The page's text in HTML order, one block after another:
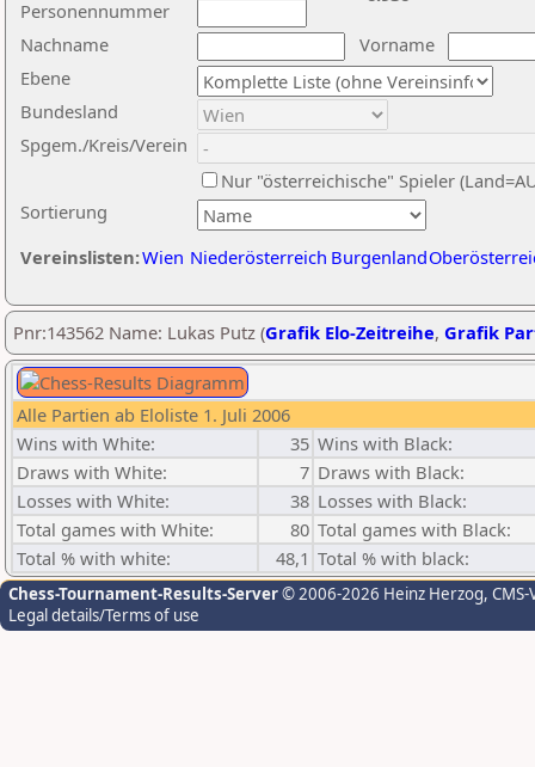
Nachname
Vorname
Ebene
Sortierung
Personennummer
Bundesland
Spgem./Kreis/Verein
Nur "österreichische" Spieler
Vereinslisten:Wien Niederösterreich Burgenland
Pnr:143562 Name: Lukas Putz (Grafik Elo-Zeitreihe, Grafik
Alle Partien ab Eloliste 1. Juli 2006
Wins with White:
35 Wins with Black:
Draws with White:
7 Draws with Black:
Losses with White:
38 Losses with Black:
Total games with White:
80 Total games with Black:
Total % with white:
48,1 Total % with black:
Chess-Tournament-Results-Server© 2006-2026 Heinz Herzog,
Legal details/Terms of use